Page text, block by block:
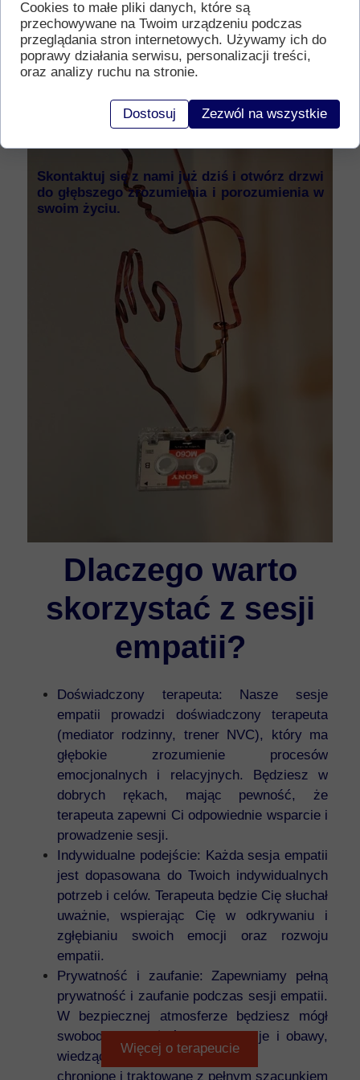
Jeśli szukasz skutecznego narzędzia do
rozwijania empatii, zrozumienia siebie i innych
ludzi, sesje empatii prowadzone przez naszego
doświadczonego terapeutę są odpowiedzią na
podejście, pełną poufność i wsparcie na
każdym etapie terapii.
Skontaktuj się z nami już dziś i otwórz drzwi
do głębszego zrozumienia i porozumienia w
swoim życiu.
Więcej o terapeucie
Dlaczego warto
skorzystać z sesji
empatii?
Doświadczony terapeuta: Nasze sesje
empatii prowadzi doświadczony terapeuta
(mediator rodzinny, trener NVC), który ma
głębokie zrozumienie procesów
emocjonalnych i relacyjnych. Będziesz w
dobrych rękach, mając pewność, że
terapeuta zapewni Ci odpowiednie wsparcie i
prowadzenie sesji.
Indywidualne podejście: Każda sesja empatii
jest dopasowana do Twoich indywidualnych
potrzeb i celów. Terapeuta będzie Cię słuchał
uważnie, wspierając Cię w odkrywaniu i
zgłębianiu swoich emocji oraz rozwoju
empatii.
Prywatność i zaufanie: Zapewniamy pełną
prywatność i zaufanie podczas sesji empatii.
W bezpiecznej atmosferze będziesz mógł
swobodnie wyrażać swoje emocje i obawy,
wiedząc, że są one
chronione i traktowane z pełnym szacunkiem
Cookies to małe pliki danych, które są
przechowywane na Twoim urządzeniu podczas
przeglądania stron internetowych. Używamy ich do
poprawy działania serwisu, personalizacji treści,
oraz analizy ruchu na stronie.
Dostosuj Zezwól na wszystkie